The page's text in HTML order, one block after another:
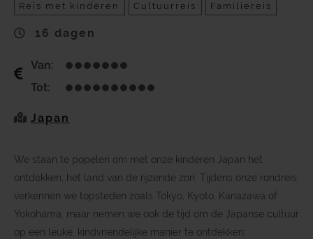
Reis met kinderen Cultuurreis Familiereis
16 dagen
Van:
Tot:
Japan
We staan te popelen om met onze kinderen Japan het
ontdekken, het land van de rijzende zon. Tijdens onze rondreis
verkennen we topsteden zoals Tokyo, Kyoto, Kanazawa of
Yokohama, maar nemen we ook de tijd om de Japanse cultuur
op een leuke, kindvriendelijke manier te ontdekken: